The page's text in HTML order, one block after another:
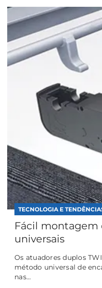
TECNOLOGIA E
Fácil montagem
universais
Os atuadores duplos
método universal de
nas...